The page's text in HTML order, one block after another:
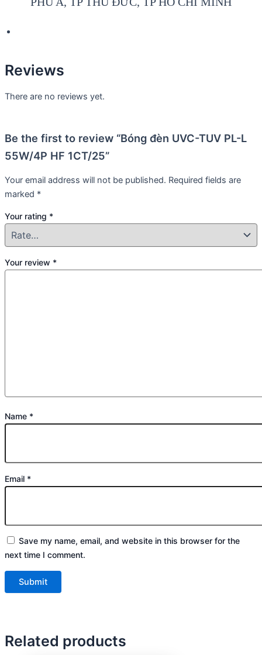
Reviews
There are no reviews yet.
Be the first to review “Bóng đèn UVC-TUV PL-L
55W/4P HF 1CT/25”
Your email address will not be published. Required fields are
marked *
Your rating *
Your review *
Name *
Email *
Save my name, email, and website in this browser for the
next time I comment.
Related products